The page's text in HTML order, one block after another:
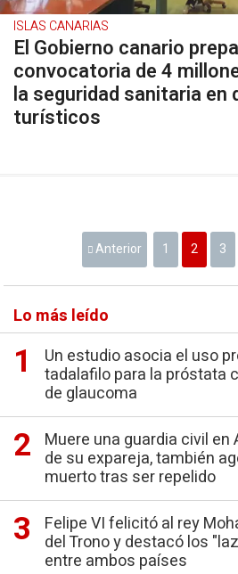
ISLAS CANARIAS
El Gobierno canario
convocatoria de 4
la seguridad sanitaria en
turísticos
Anterior 1 2 3
Lo más leído
Un estudio asocia el uso
tadalafilo para la próstata
de glaucoma
Muere una guardia civil
de su expareja, también
muerto tras ser repelido
Felipe VI felicitó al rey
del Trono y destacó los
entre ambos países